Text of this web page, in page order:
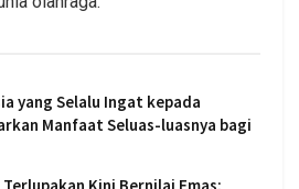
yang Selalu Ingat kepada
Manfaat Seluas-luasnya bagi